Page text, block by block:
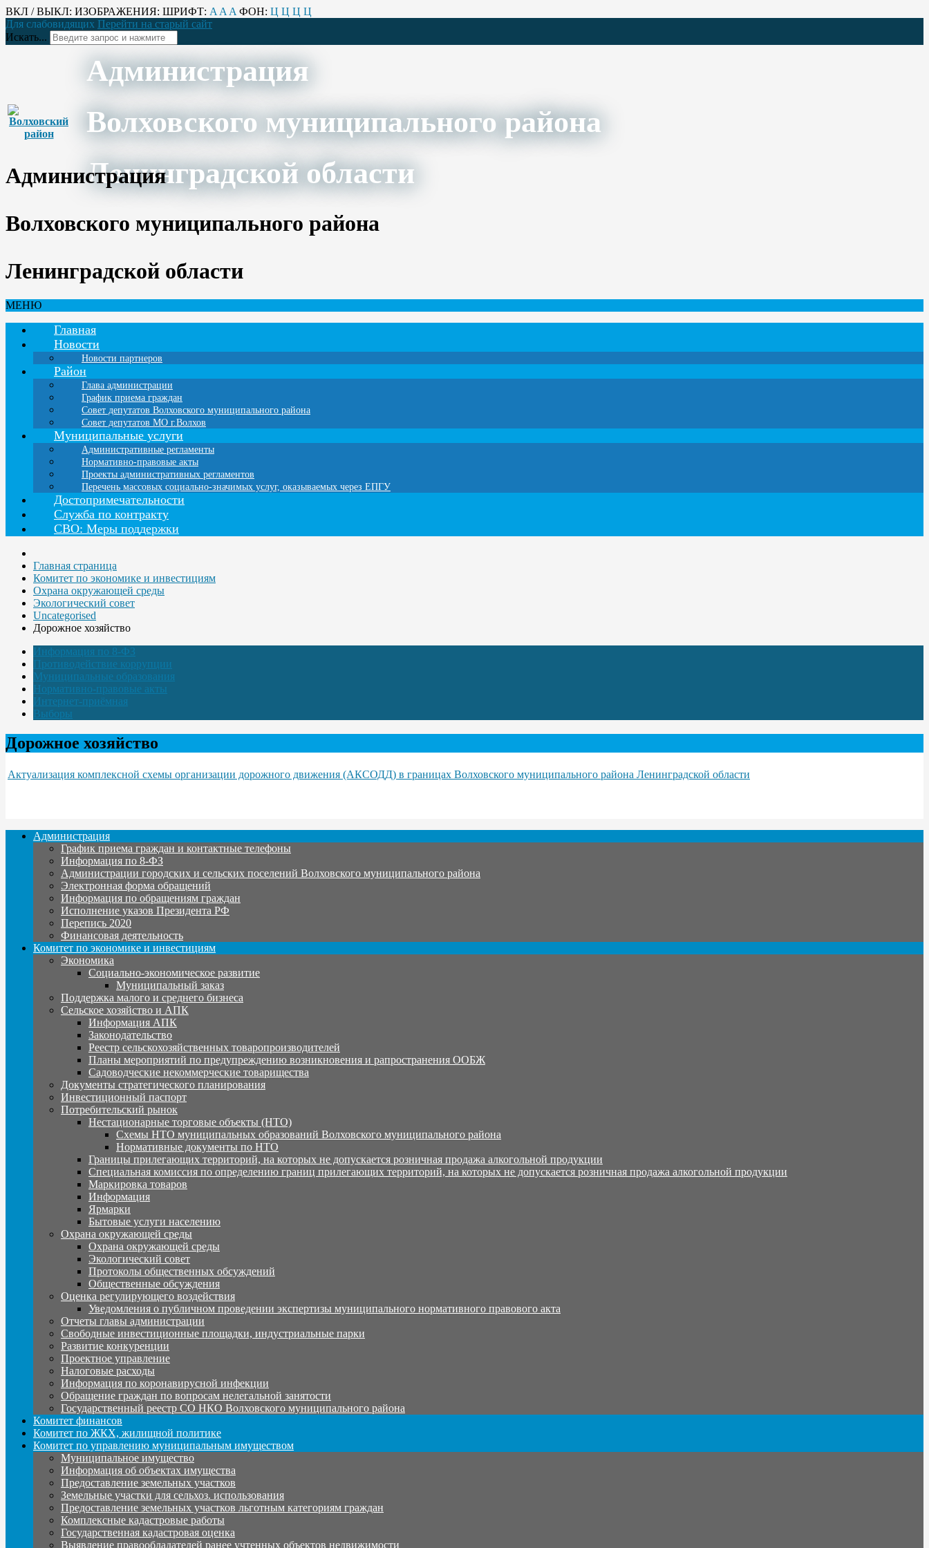
ВКЛ / ВЫКЛ: ИЗОБРАЖЕНИЯ: ШРИФТ: A A A ФОН: Ц Ц Ц Ц
Для слабовидящих Перейти на старый сайт
Искать...
Администрация
Волховского муниципального района
Ленинградской области
Администрация
Волховского муниципального района
Ленинградской области
МЕНЮ
Главная
Новости
Новости партнеров
Район
Глава администрации
График приема граждан
Совет депутатов Волховского муниципального района
Совет депутатов МО г.Волхов
Муниципальные услуги
Административные регламенты
Нормативно-правовые акты
Проекты административных регламентов
Перечень массовых социально-значимых услуг, оказываемых через ЕПГУ
Достопримечательности
Служба по контракту
СВО: Меры поддержки
Главная страница
Комитет по экономике и инвестициям
Охрана окружающей среды
Экологический совет
Uncategorised
Дорожное хозяйство
Информация по 8-ФЗ
Противодействие коррупции
Муниципальные образования
Нормативно-правовые акты
Интернет-приёмная
Выборы
Дорожное хозяйство
Актуализация комплексной схемы организации дорожного движения (АКСОДД) в границах Волховского муниципального района Ленинградской области
Администрация
График приема граждан и контактные телефоны
Информация по 8-ФЗ
Администрации городских и сельских поселений Волховского муниципального района
Электронная форма обращений
Информация по обращениям граждан
Исполнение указов Президента РФ
Перепись 2020
Финансовая деятельность
Комитет по экономике и инвестициям
Экономика
Социально-экономическое развитие
Муниципальный заказ
Поддержка малого и среднего бизнеса
Сельское хозяйство и АПК
Информация АПК
Законодательство
Реестр сельскохозяйственных товаропроизводителей
Планы мероприятий по предупреждению возникновения и рапространения ООБЖ
Садоводческие некоммерческие товарищества
Документы стратегического планирования
Инвестиционный паспорт
Потребительский рынок
Нестационарные торговые объекты (НТО)
Схемы НТО муниципальных образований Волховского муниципального района
Нормативные документы по НТО
Границы прилегающих территорий, на которых не допускается розничная продажа алкогольной продукции
Специальная комиссия по определению границ прилегающих территорий, на которых не допускается розничная продажа алкогольной продукции
Маркировка товаров
Информация
Ярмарки
Бытовые услуги населению
Охрана окружающей среды
Охрана окружающей среды
Экологический совет
Протоколы общественных обсуждений
Общественные обсуждения
Оценка регулирующего воздействия
Уведомления о публичном проведении экспертизы муниципального нормативного правового акта
Отчеты главы администрации
Свободные инвестиционные площадки, индустриальные парки
Развитие конкуренции
Проектное управление
Налоговые расходы
Информация по коронавирусной инфекции
Обращение граждан по вопросам нелегальной занятости
Государственный реестр СО НКО Волховского муниципального района
Комитет финансов
Комитет по ЖКХ, жилищной политике
Комитет по управлению муниципальным имуществом
Муниципальное имущество
Информация об объектах имущества
Предоставление земельных участков
Земельные участки для сельхоз. использования
Предоставление земельных участков льготным категориям граждан
Комплексные кадастровые работы
Государственная кадастровая оценка
Выявление правообладателей ранее учтенных объектов недвижимости